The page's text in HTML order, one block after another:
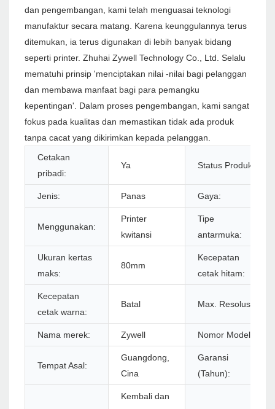
dan pengembangan, kami telah menguasai teknologi
manufaktur secara matang. Karena keunggulannya terus
ditemukan, ia terus digunakan di lebih banyak bidang
seperti printer. Zhuhai Zywell Technology Co., Ltd. Selalu
mematuhi prinsip 'menciptakan nilai -nilai bagi pelanggan
dan membawa manfaat bagi para pemangku
kepentingan'. Dalam proses pengembangan, kami sangat
fokus pada kualitas dan memastikan tidak ada produk
tanpa cacat yang dikirimkan kepada pelanggan.
Cetakan
pribadi:
Ya Status Produk:
Jenis: Panas Gaya:
Menggunakan:
Printer
kwitansi
Tipe
antarmuka:
Ukuran kertas
maks:
80mm
Kecepatan
cetak hitam:
Kecepatan
cetak warna:
Batal Max. Resolusi:
Nama merek: Zywell Nomor Model:
Tempat Asal:
Guangdong,
Cina
Garansi
(Tahun):
Kembali dan